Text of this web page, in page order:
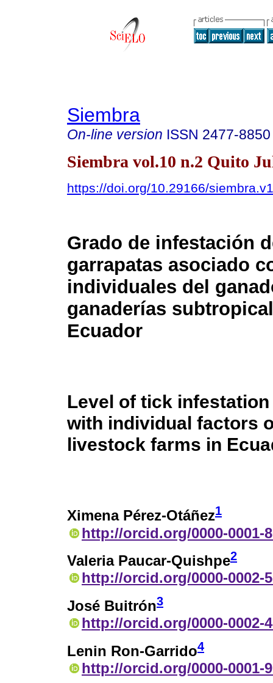
Siembra
On-line version ISSN 2477-8850
Siembra vol.10 n.2 Quito
https://doi.org/10.29166/
Grado de infestación
garrapatas asociado
individuales del
ganaderías
Ecuador
Level of tick
with individual factors
livestock farms in
Ximena Pérez-Otáñez1
http://orcid.org/0000-0001-
Valeria Paucar-Quishpe2
http://orcid.org/0000-0002-
José Buitrón3
http://orcid.org/0000-0002-
Lenin Ron-Garrido4
http://orcid.org/0000-0001-